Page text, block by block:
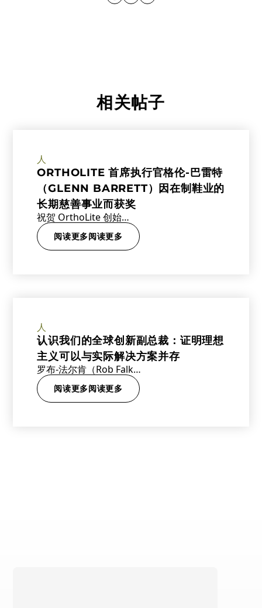
相关帖子
人
ORTHOLITE 首席执行官格伦-巴雷特
（GLENN BARRETT）因在制鞋业的
长期慈善事业而获奖
祝贺 OrthoLite 创始…
阅读更多阅读更多
人
认识我们的全球创新副总裁：证明理想
主义可以与实际解决方案并存
罗布-法尔肯（Rob Falk…
阅读更多阅读更多